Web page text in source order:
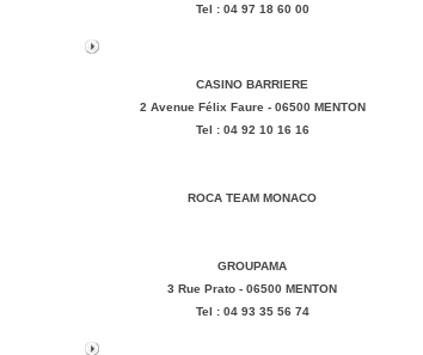
Tel : 04 97 18 60 00
CASINO BARRIERE
2 Avenue Félix Faure - 06500 MENTON
Tel : 04 92 10 16 16
ROCA TEAM MONACO
GROUPAMA
3 Rue Prato - 06500 MENTON
Tel : 04 93 35 56 74